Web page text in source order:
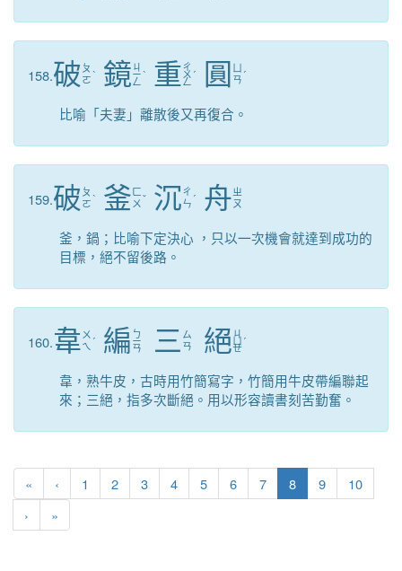
158.破 ㄆ
ㄛˋ 鏡 ㄐ
ㄧ
ㄥ
ˋ 重ㄔ
ㄨ
ㄥ
ˊ 圓 ㄢ ˊ
比喻「夫妻」離散後又再復合。
159.破 ㄆ
ㄛˋ 釜 ㄈ
ㄨ ˇ 沉ㄔ
ㄣ ˊ 舟ㄓ
ㄡ
釜，鍋；比喻下定決心 ，只以一次機會就達到成功的
目標，絕不留後路。
160.韋 ㄨ
ㄟ ˊ 編 ㄅ
ㄧ
ㄢ 三 ㄙ
ㄢ
絕 ㄐ
ㄩ
ㄝ
ˊ
韋，熟牛皮，古時用竹簡寫字，竹簡用牛皮帶編聯起
來；三絕，指多次斷絕。用以形容讀書刻苦勤奮。
« 第一頁
‹ 上一頁
1 2 3 4 5 6 7 8(目前頁次)
9
10
› 下一頁
»